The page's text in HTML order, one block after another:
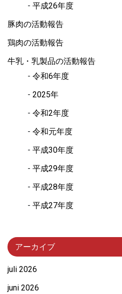
平成26年度
豚肉の活動報告
鶏肉の活動報告
牛乳・乳製品の活動報告
令和6年度
2025年
令和2年度
令和元年度
平成30年度
平成29年度
平成28年度
平成27年度
アーカイブ
juli 2026
juni 2026